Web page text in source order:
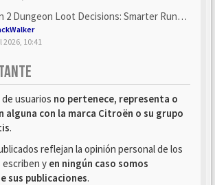
2 Dungeon Loot Decisions: Smarter Runs With U4N
2026, 10:41
usuarios no pertenece, representa o
alguna con la marca Citroën o su grupo
.
reflejan la opinión personal de los
escriben y en ningún caso somos
sus publicaciones.